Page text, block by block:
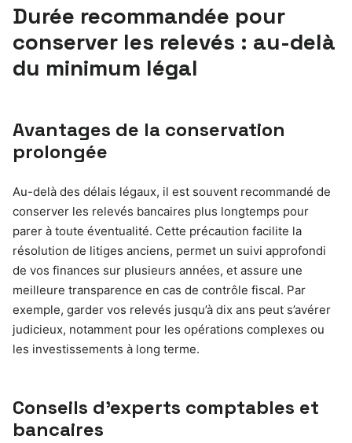
Durée recommandée pour
conserver les relevés : au-delà
du minimum légal
Avantages de la conservation
prolongée
Au-delà des délais légaux, il est souvent recommandé de
conserver les relevés bancaires plus longtemps pour
parer à toute éventualité. Cette précaution facilite la
résolution de litiges anciens, permet un suivi approfondi
de vos finances sur plusieurs années, et assure une
meilleure transparence en cas de contrôle fiscal. Par
exemple, garder vos relevés jusqu’à dix ans peut s’avérer
judicieux, notamment pour les opérations complexes ou
les investissements à long terme.
Conseils d’experts comptables et
bancaires